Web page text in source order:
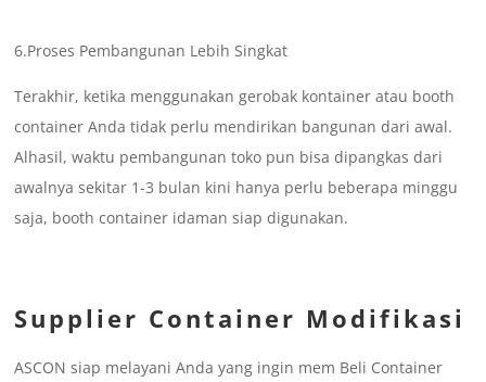
6.Proses Pembangunan Lebih Singkat
Terakhir, ketika menggunakan gerobak kontainer atau booth
container Anda tidak perlu mendirikan bangunan dari awal.
Alhasil, waktu pembangunan toko pun bisa dipangkas dari
awalnya sekitar 1-3 bulan kini hanya perlu beberapa minggu
saja, booth container idaman siap digunakan.
Supplier Container Modifikasi
ASCON siap melayani Anda yang ingin mem Beli Container